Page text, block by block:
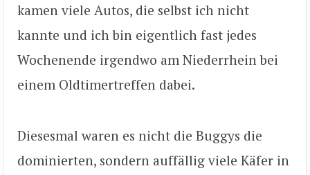
kamen viele Autos, die selbst ich nicht
kannte und ich bin eigentlich fast jedes
Wochenende irgendwo am Niederrhein bei
einem Oldtimertreffen dabei.
Diesesmal waren es nicht die Buggys die
dominierten, sondern auffällig viele Käfer in